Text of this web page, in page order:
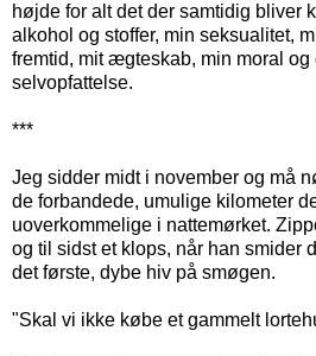
højde for alt det der samtidig bliver
alkohol og stoffer, min seksualitet,
fremtid, mit ægteskab, min moral og
selvopfattelse.
***
Jeg sidder midt i november og må
de forbandede, umulige kilometer
uoverkommelige i nattemørket.
og til sidst et klops, når han smider
det første, dybe hiv på smøgen.
"Skal vi ikke købe et gammelt